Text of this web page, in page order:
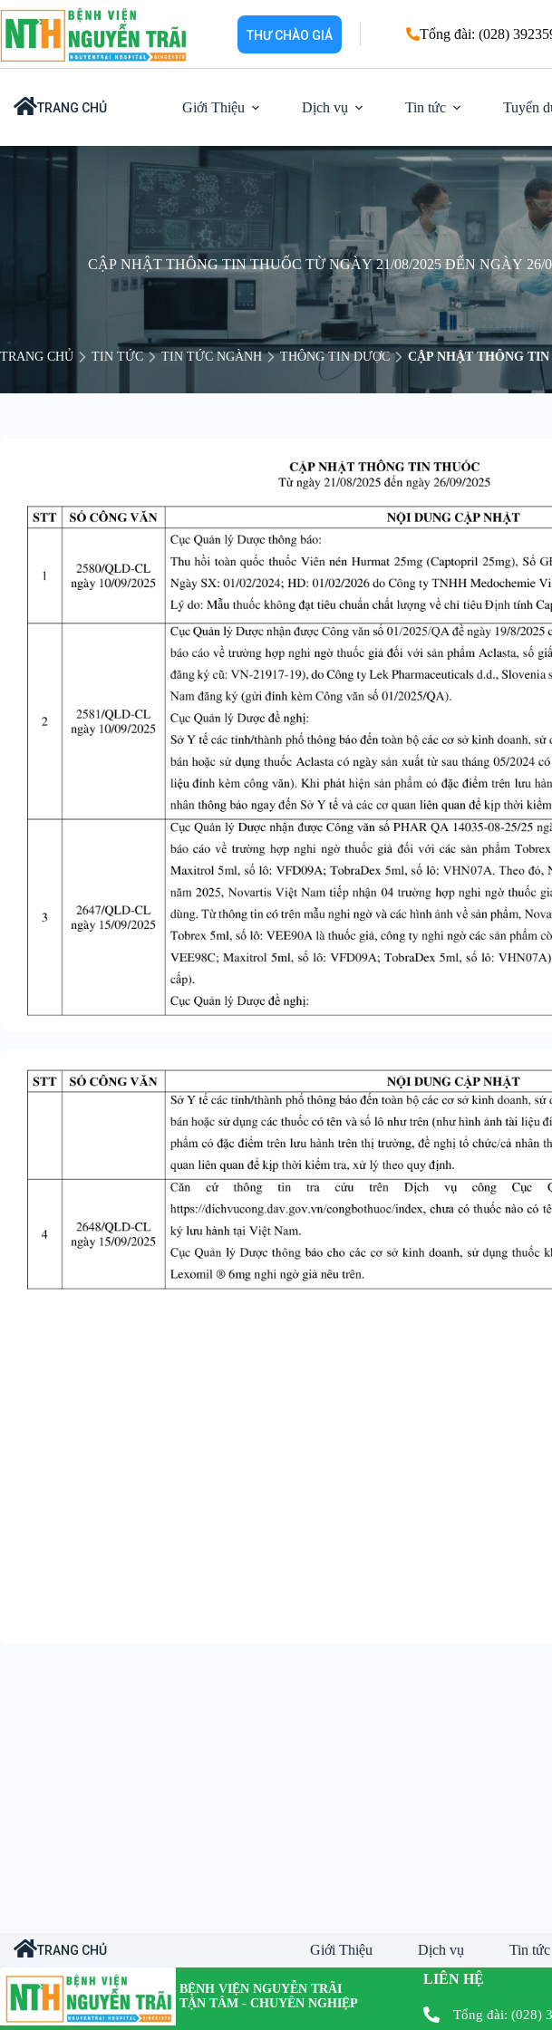
Chuyển
đến
phần
dung
THƯ CHÀO GIÁ Tổng đài: (028)
TRANG CHỦ Giới Thiệu Dịch vụ Tin tức Tuyển
CẬP NHẬT THÔNG TIN THUỐC TỪ NGÀY 21/08/2025 ĐẾN NGÀY 26/
TRANG CHỦ TIN TỨC TIN TỨC NGÀNH THÔNG TIN DƯỢC CẬP NHẬT THÔNG TIN
TRANG CHỦ Giới Thiệu Dịch vụ Tin tức
BỆNH VIỆN NGUYỄN TRÃI
TẬN TÂM - CHUYÊN NGHIỆP
LIÊN HỆ
Tổng đài: (028)